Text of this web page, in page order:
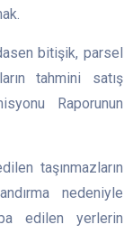
bitişik, parsel
tahmini satış
Raporunun
taşınmazların
nedeniyle
edilen yerlerin